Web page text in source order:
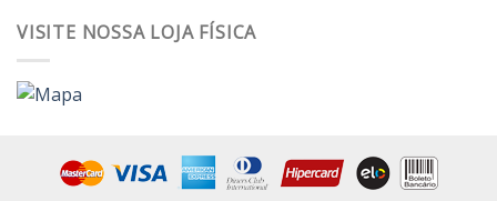
VISITE NOSSA LOJA FÍSICA